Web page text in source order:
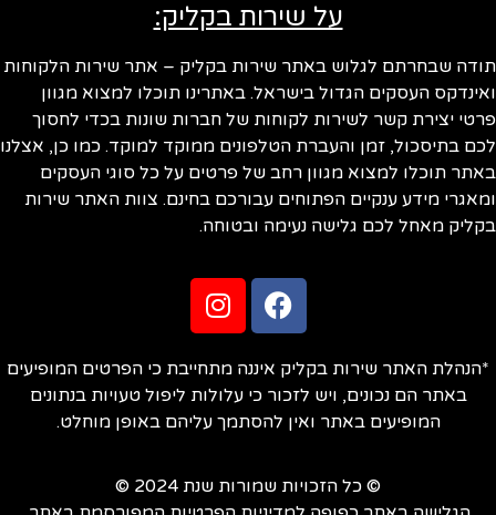
על שירות בקליק:
שבחרתם לגלוש באתר שירות בקליק – אתר שירות הלקוחות
העסקים הגדול בישראל. באתרינו תוכלו למצוא מגוון
יצירת קשר לשירות לקוחות של חברות שונות בכדי לחסוך
בתיסכול, זמן והעברת הטלפונים ממוקד למוקד. כמו כן, אצלנו
תוכלו למצוא מגוון רחב של פרטים על כל סוגי העסקים
מידע ענקיים הפתוחים עבורכם בחינם. צוות האתר שירות
מאחל לכם גלישה נעימה ובטוחה.
האתר שירות בקליק איננה מתחייבת כי הפרטים המופיעים
באתר הם נכונים, ויש לזכור כי עלולות ליפול טעויות בנתונים
המופיעים באתר ואין להסתמך עליהם באופן מוחלט.
© כל הזכויות שמורות שנת 2024 ©